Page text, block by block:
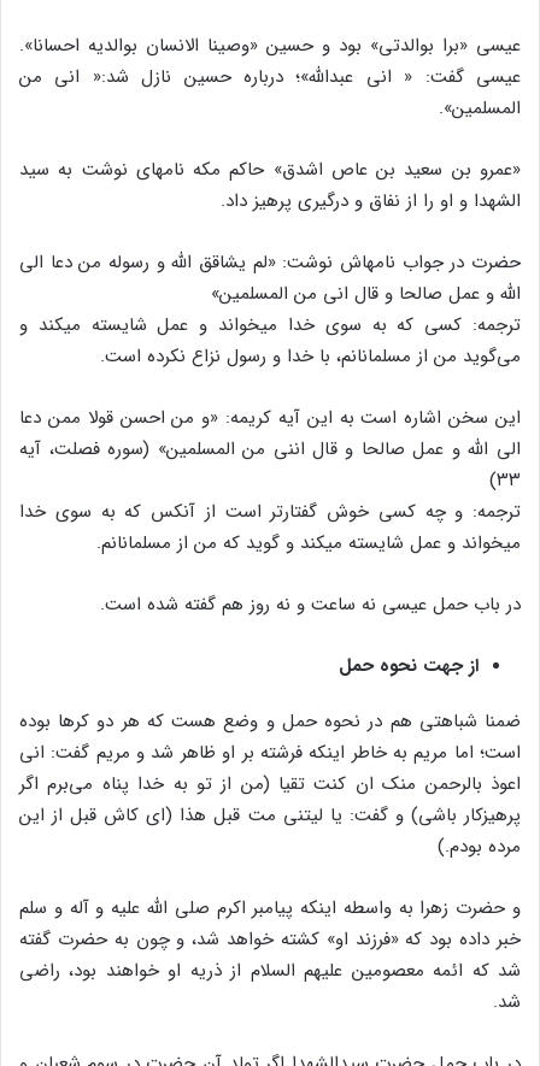
عیسی‏ «برا بوالدتی» بود و حسین «وصینا الانسان بوالدیه احسانا».
عیسی گفت: « انی عبدالله»؛ درباره حسین نازل شد:« انی من
المسلمین».
«عمرو بن سعید بن عاص اشدق» حاکم مکه نامه‏ای نوشت به سید
الشهدا و او را از نفاق و درگیری پرهیز داد.
حضرت در جواب نامه‏اش نوشت: «لم‏ یشاقق الله و رسوله من دعا الی
الله و عمل صالحا و قال انی من المسلمین»
ترجمه: کسی که به سوی خدا می‏خواند و عمل شایسته می‏کند و
می‌گوید من از مسلمانانم، با خدا و رسول نزاع نکرده است.
این سخن اشاره است به این آیه کریمه: «و من احسن قولا ممن دعا
الی الله و عمل صالحا و قال اننی من المسلمین» (سوره فصلت، آیه
۳۳)
ترجمه: و چه کسی خوش گفتارتر است از آنکس که به‏ سوی خدا
می‏خواند و عمل شایسته می‏کند و گوید که من از مسلمانانم.
در باب حمل عیسی نه ساعت و نه روز هم گفته شده است.
از جهت نحوه حمل
ضمنا شباهتی هم در نحوه حمل و وضع هست که هر دو کرها بوده
است؛ اما مریم به خاطر اینکه فرشته بر او ظاهر شد و مریم گفت: انی
اعوذ بالرحمن ‏منک ان کنت تقیا (من از تو به خدا پناه می‌برم اگر
پرهیزکار باشی) و گفت: یا لیتنی مت قبل هذا (ای کاش قبل از این
مرده بودم.)
و حضرت زهرا به واسطه اینکه پیامبر اکرم صلی الله علیه و آله و سلم
خبر داده بود که «فرزند او» کشته خواهد شد، و چون به حضرت گفته
شد که ائمه معصومین علیهم السلام از ذریه او خواهند بود، راضی
شد.